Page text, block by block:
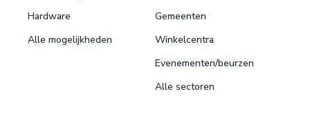
Hardware
Alle mogelijkheden
Gemeenten
Winkelcentra
Evenementen/beurzen
Alle sectoren